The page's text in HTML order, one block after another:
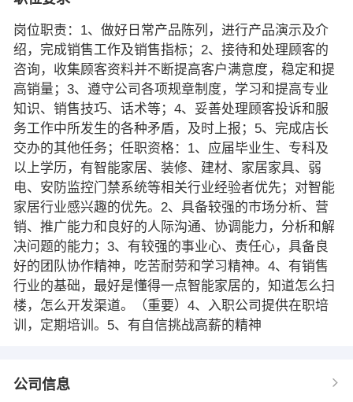
岗位职责：1、做好日常产品陈列，进行产品演示及介
绍，完成销售工作及销售指标；2、接待和处理顾客的
咨询，收集顾客资料并不断提高客户满意度，稳定和提
高销量；3、遵守公司各项规章制度，学习和提高专业
知识、销售技巧、话术等；4、妥善处理顾客投诉和服
务工作中所发生的各种矛盾，及时上报；5、完成店长
交办的其他任务；任职资格：1、应届毕业生、专科及
以上学历，有智能家居、装修、建材、家居家具、弱
电、安防监控门禁系统等相关行业经验者优先；对智能
家居行业感兴趣的优先。2、具备较强的市场分析、营
销、推广能力和良好的人际沟通、协调能力，分析和解
决问题的能力；3、有较强的事业心、责任心，具备良
好的团队协作精神，吃苦耐劳和学习精神。4、有销售
行业的基础，最好是懂得一点智能家居的，知道怎么扫
楼，怎么开发渠道。（重要）4、入职公司提供在职培
训，定期培训。5、有自信挑战高薪的精神
公司信息